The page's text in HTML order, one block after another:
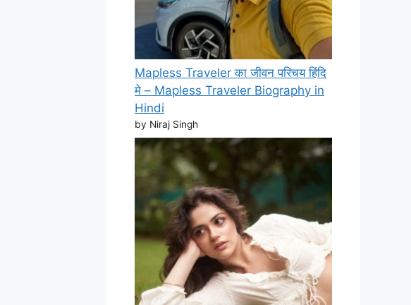
Mapless Traveler का जीवन परिचय हिंदि
मे – Mapless Traveler Biography in
Hindi
by Niraj Singh